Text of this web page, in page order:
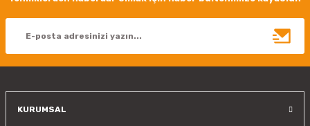
Ürün bilgilerinde hatalar bulunuyor.
KURUMSAL